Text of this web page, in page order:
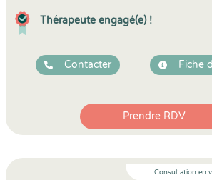
Thérapeute engagé(e) !
Contacter Fiche
Prendre RDV
Consultation en